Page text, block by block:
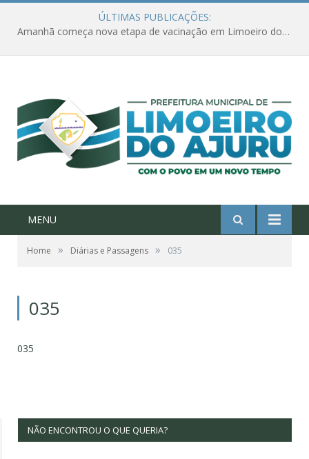
ÚLTIMAS PUBLICAÇÕES:
Amanhã começa nova etapa de vacinação em Limoeiro do Ajuru para idosos com 65 ou mais
MENU
Home » Diárias e Passagens » 035
035
035
NÃO ENCONTROU O QUE QUERIA?